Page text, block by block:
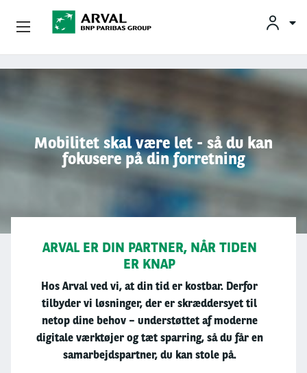
Mobilitet skal være let - så du kan
fokusere på din forretning
ARVAL ER DIN PARTNER, NÅR TIDEN
ER KNAP
Hos Arval ved vi, at din tid er kostbar. Derfor
tilbyder vi løsninger, der er skræddersyet til
netop dine behov – understøttet af moderne
digitale værktøjer og tæt sparring, så du får en
samarbejdspartner, du kan stole på.
Privatleasing
Mobilitetsløsninger
Min Leasingbil